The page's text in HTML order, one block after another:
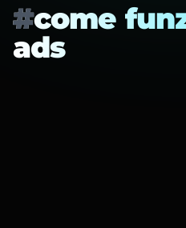
#come
ads